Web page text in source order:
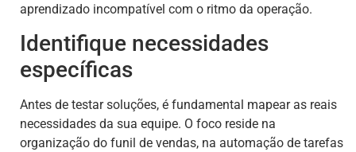
aprendizado incompatível com o ritmo da operação.
Identifique necessidades
específicas
Antes de testar soluções, é fundamental mapear as reais
necessidades da sua equipe. O foco reside na
organização do funil de vendas, na automação de tarefas